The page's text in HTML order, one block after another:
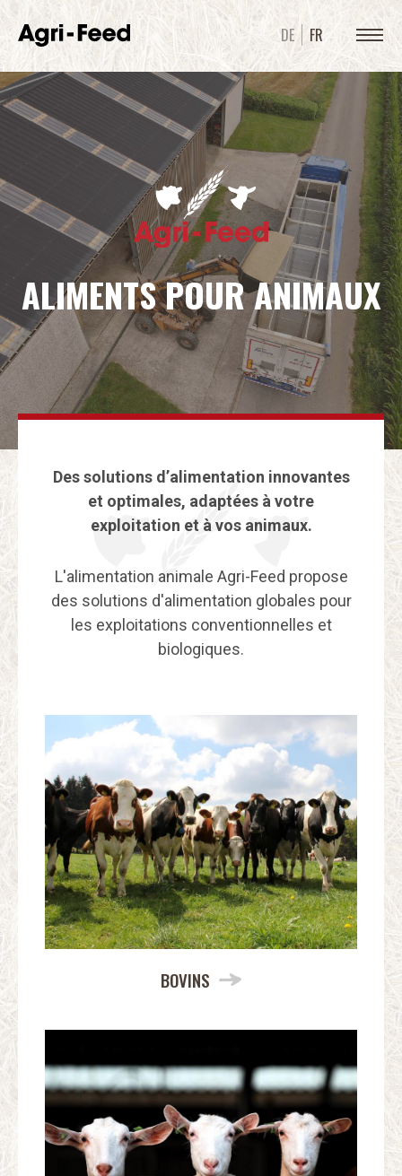
DE FR
ALIMENTS POUR ANIMAUX
Des solutions d’alimentation innovantes
et optimales, adaptées à votre
exploitation et à vos animaux.
L'alimentation animale Agri-Feed propose
des solutions d'alimentation globales pour
les exploitations conventionnelles et
biologiques.
BOVINS